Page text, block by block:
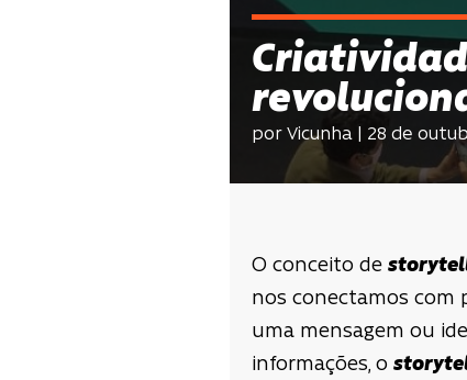
por Vicunha | 28 de
O conceito de
nos conectamos com
uma mensagem ou
informações, o